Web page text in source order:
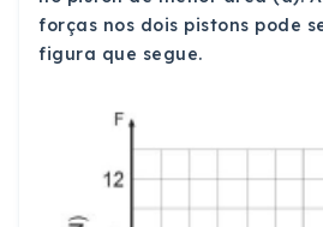
forças nos dois pistons pode
figura que segue.